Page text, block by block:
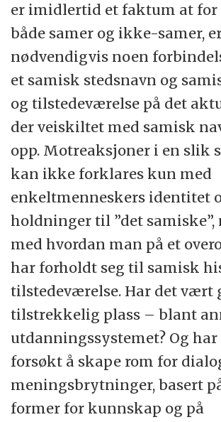
er imidlertid et faktum at for
både samer og ikke-samer,
nødvendigvis noen
et samisk stedsnavn og
og tilstedeværelse på det
der veiskiltet med samisk
opp. Motreaksjoner i en slik
kan ikke forklares kun med
enkeltmenneskers identitet
holdninger til ”det samiske”,
med hvordan man på et
har forholdt seg til samisk
tilstedeværelse. Har det vært
tilstrekkelig plass – blant
utdanningssystemet? Og
forsøkt å skape rom for
meningsbrytninger, basert
former for kunnskap og på